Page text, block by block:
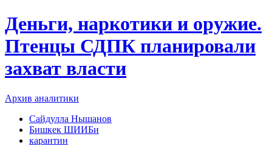
Деньги, наркотики и оружие.
Птенцы СДПК планировали
захват власти
Архив аналитики
Сайдулла Нышанов
Бишкек ШИИБи
карантин